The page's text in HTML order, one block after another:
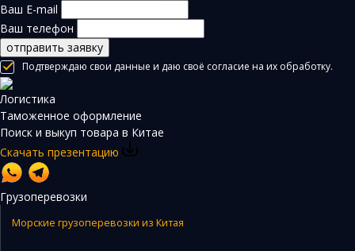
Ваш E-mail
Ваш телефон
отправить заявку
Подтверждаю свои данные и даю своё согласие на их обработку.
Логистика
Таможенное оформление
Поиск и выкуп товара в Китае
Скачать презентацию
Грузоперевозки
Морские грузоперевозки из Китая